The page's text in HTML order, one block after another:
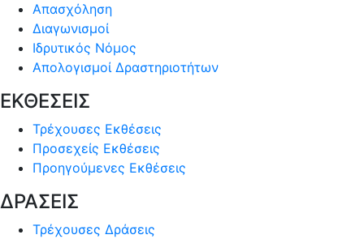
Απασχόληση
Διαγωνισμοί
Ιδρυτικός Νόμος
Απολογισμοί Δραστηριοτήτων
ΕΚΘΕΣΕΙΣ
Τρέχουσες Εκθέσεις
Προσεχείς Εκθέσεις
Προηγούμενες Εκθέσεις
ΔΡΑΣΕΙΣ
Τρέχουσες Δράσεις